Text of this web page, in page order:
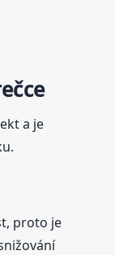
a je
proto je